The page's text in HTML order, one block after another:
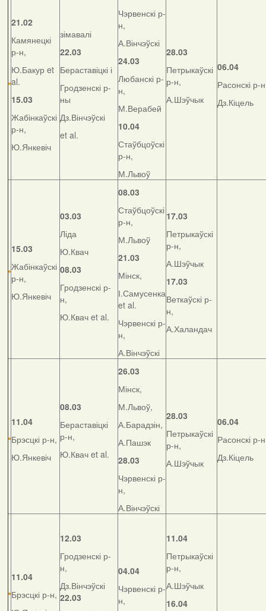
21.02
Камянецкі
р-н,
Ю.Бакур et
al.
15.03
Жабінкаўскі
р-н,
Ю.Янкевіч
зімавалі
22.03
Бераставіцкі і
Гродзенскі р-
ны
Дз.Вінчэўскі
et al.
Чэрвенскі р-
н,
А.Вінчэўскі
24.03
Любанскі р-
н,
М.Верабей
10.04
Стаўбцоўскі
р-н,
М.Львоў
28.03
Петрыкаўскі
р-н,
А.Шэўчык
06.04
Расонскі р-
Дз.Кіцель
15.03
Жабінкаўскі
р-н,
Ю.Янкевіч
03.03
Ліда
Ю.Квач
08.03
Гродзенскі р-
н,
Ю.Квач et al.
08.03
Стаўбцоўскі
р-н,
М.Львоў
21.03
Мінск,
І.Самусенка
et al.
Чэрвенскі р-
н,
А.Вінчэўскі
17.03
Петрыкаўскі
р-н,
А.Шэўчык
17.03
Веткаўскі р-
н,
А.Халандач
11.04
Брэсцкі р-н,
Ю.Янкевіч
08.03
Бераставіцкі
р-н,
Ю.Квач et al.
26.03
Мінск,
М.Львоў,
А.Барадзін,
А.Пашэк
28.03
Чэрвенскі р-
н,
А.Вінчэўскі
28.03
Петрыкаўскі
р-н,
А.Шэўчык
06.04
Расонскі р-
Дз.Кіцель
11.04
Брэсцкі р-н,
12.03
Гродзенскі р-
н,
Дз.Вінчэўскі
22.03
04.04
Чэрвенскі р-
н,
11.04
Петрыкаўскі
р-н,
А.Шэўчык
16.04